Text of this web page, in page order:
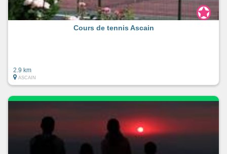
Cours de tennis Ascain
2.9 km
ASCAIN